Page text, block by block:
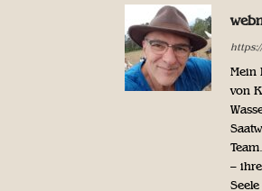
Mein
von
–